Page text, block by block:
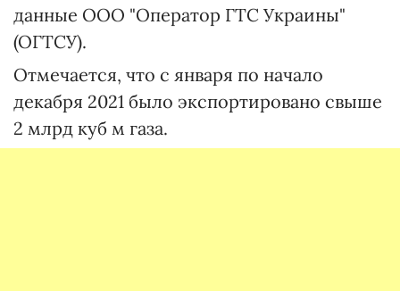
данные ООО "Оператор ГТС Украины"
(ОГТСУ).
Отмечается, что с января по начало
декабря 2021 было экспортировано свыше
2 млрд куб м газа.